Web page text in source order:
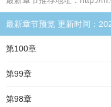
最新章节预览 更新时间：
第100章
第99章
第98章